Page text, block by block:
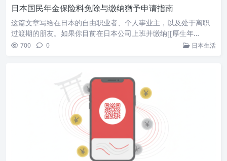
日本国民年金保险料免除与缴纳猶予申请指南
这篇文章写给在日本的自由职业者、个人事业主，以及处于离职
过渡期的朋友。如果你目前在日本公司上班并缴纳[[厚生年…
700 0 日本生活